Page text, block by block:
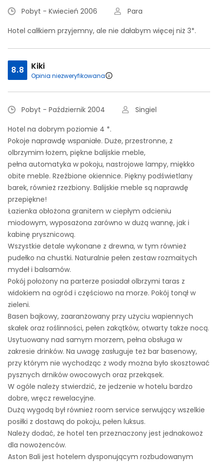
Pobyt - Kwiecień 2006
Para
Hotel calłkiem przyjemny, ale nie dałabym więcej niż 3*.
8.8 Kiki
Opinia niezweryfikowana
Pobyt - Październik 2004
Singiel
Hotel na dobrym poziomie 4 *.
Pokoje naprawdę wspaniałe. Duże, przestronne, z
olbrzymim łożem, piękne balijskie meble,
pełna automatyka w pokoju, nastrojowe lampy, miękko
obite meble. Rzeźbione okiennice. Piękny podświetlany
barek, również rzeżbiony. Balijskie meble są naprawdę
przepiękne!
Łazienka obłożona granitem w ciepłym odcieniu
miodowym, wyposażona zarówno w dużą wannę, jak i
kabinę prysznicową.
Wszystkie detale wykonane z drewna, w tym również
pudełko na chustki. Naturalnie pełen zestaw rozmaitych
mydeł i balsamów.
Pokój położony na parterze posiadał olbrzymi taras z
widokiem na ogród i częściowo na morze. Pokój tonął w
zieleni.
Basen bajkowy, zaaranżowany przy użyciu wapiennych
skałek oraz roślinności, pełen zakątków, otwarty także nocą.
Usytuowany nad samym morzem, pełna obsługa w
zakresie drinków. Na uwagę zasługuje też bar basenowy,
przy którym nie wychodząc z wody można było skosztować
pysznych drników owocowych oraz przekąsek.
W ogóle należy stwierdzić, że jedzenie w hotelu bardzo
dobre, wręcz rewelacyjne.
Dużą wygodą był również room service serwujący wszelkie
posiłki z dostawą do pokoju, pełen luksus.
Należy dodać, że hotel ten przeznaczony jest jednakowoż
dla nowożenców.
Aston Bali jest hotelem dysponującym rozbudowanym